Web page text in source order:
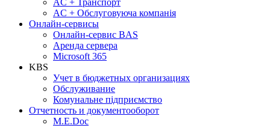
AC + Транспорт
AC + Обслуговуюча компанія
Онлайн-сервисы
Онлайн-сервис BAS
Аренда сервера
Microsoft 365
KBS
Учет в бюджетных организациях
Обслуживание
Комунальне підприємство
Отчетность и документооборот
M.Е.Doc